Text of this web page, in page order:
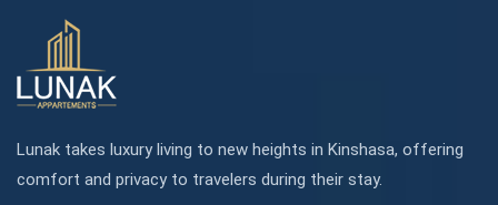
Lunak takes luxury living to new heights in Kinshasa, offering
comfort and privacy to travelers during their stay.